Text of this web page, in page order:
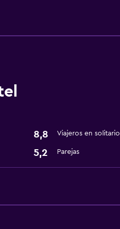
8,8 Viajeros en solitario
5,2 Parejas